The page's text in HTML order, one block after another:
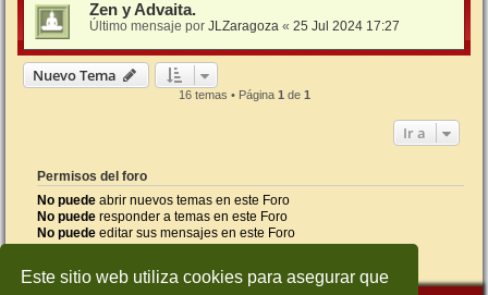
Este sitio web utiliza cookies para asegurar que
Zen y Advaita.
Último mensaje por JLZaragoza « 25 Jul 2024 17:27
Nuevo Tema
16 temas • Página 1 de 1
Ir a
Permisos del foro
No puede abrir nuevos temas en este Foro
No puede responder a temas en este Foro
No puede editar sus mensajes en este Foro